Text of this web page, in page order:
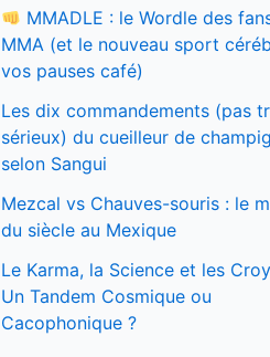
MMADLE : le Wordle des
MMA (et le nouveau sport
vos pauses café)
Les dix commandements (pas
sérieux) du cueilleur de
selon Sangui
Mezcal vs Chauves-souris : le
du siècle au Mexique
Le Karma, la Science et les
Un Tandem Cosmique ou
Cacophonique ?